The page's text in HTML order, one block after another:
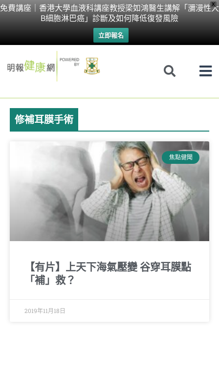
X
免費講座｜香港大學血液科講座教授梁如鴻醫生講解「瀰漫性大
B細胞淋巴癌」診斷及如何降低復發風險
立即報名
Skip
修補耳膜手術
焦點健聞
【有片】上天下海氣壓變 谷穿耳膜點
「補」救？
2019年11月18日